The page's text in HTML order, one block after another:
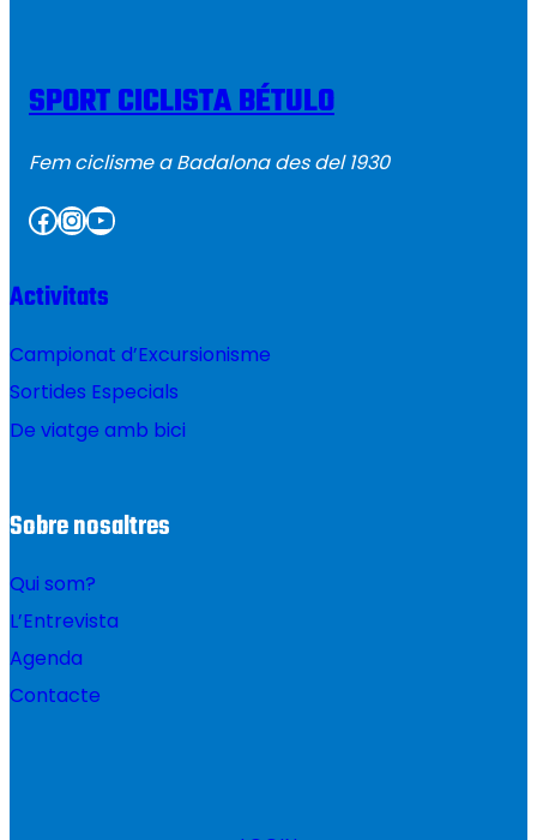
SPORT CICLISTA BÉTULO
Fem ciclisme a Badalona des del 1930
Facebook InstagramYouTube
Activitats
Campionat d’Excursionisme
Sortides Especials
De viatge amb bici
Sobre nosaltres
Qui som?
L’Entrevista
Agenda
Contacte